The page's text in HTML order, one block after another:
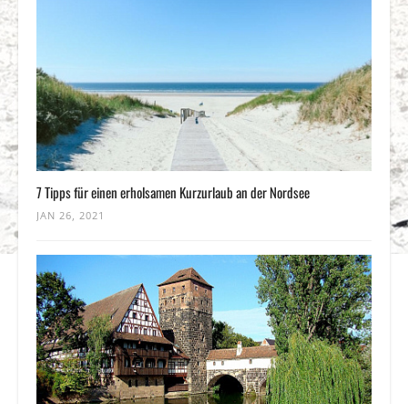
7 Tipps für einen erholsamen Kurzurlaub an der Nordsee
JAN 26, 2021